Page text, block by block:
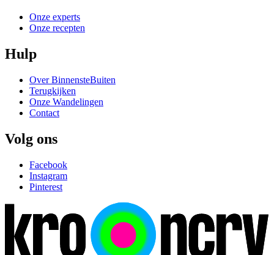
Onze experts
Onze recepten
Hulp
Over BinnensteBuiten
Terugkijken
Onze Wandelingen
Contact
Volg ons
Facebook
Instagram
Pinterest